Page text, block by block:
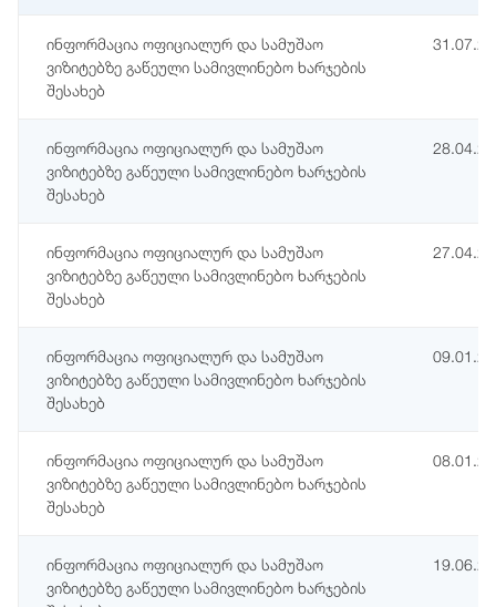
ინფორმაცია ოფიციალურ და სამუშაო
ვიზიტებზე გაწეული სამივლინებო ხარჯების
შესახებ
ინფორმაცია ოფიციალურ და სამუშაო
ვიზიტებზე გაწეული სამივლინებო ხარჯების
შესახებ
ინფორმაცია ოფიციალურ და სამუშაო
ვიზიტებზე გაწეული სამივლინებო ხარჯების
შესახებ
ინფორმაცია ოფიციალურ და სამუშაო
ვიზიტებზე გაწეული სამივლინებო ხარჯების
შესახებ
ინფორმაცია ოფიციალურ და სამუშაო
ვიზიტებზე გაწეული სამივლინებო ხარჯების
შესახებ
ინფორმაცია ოფიციალურ და სამუშაო
ვიზიტებზე გაწეული სამივლინებო ხარჯების